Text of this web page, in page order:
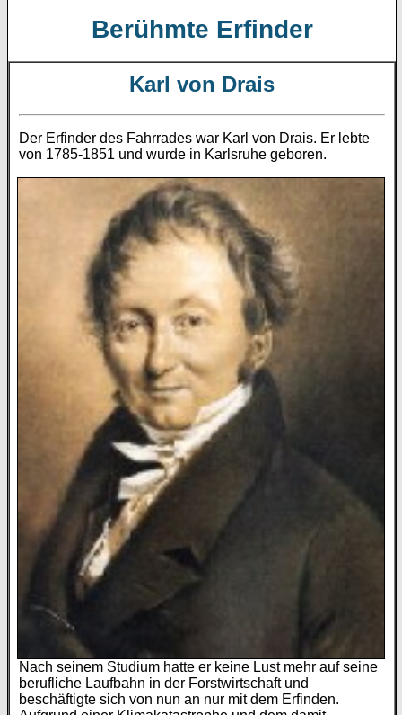
Berühmte Erfinder
Karl von Drais
Der Erfinder des Fahrrades war Karl von Drais. Er lebte
von 1785-1851 und wurde in Karlsruhe geboren.
Nach seinem Studium hatte er keine Lust mehr auf seine
berufliche Laufbahn in der Forstwirtschaft und
beschäftigte sich von nun an nur mit dem Erfinden.